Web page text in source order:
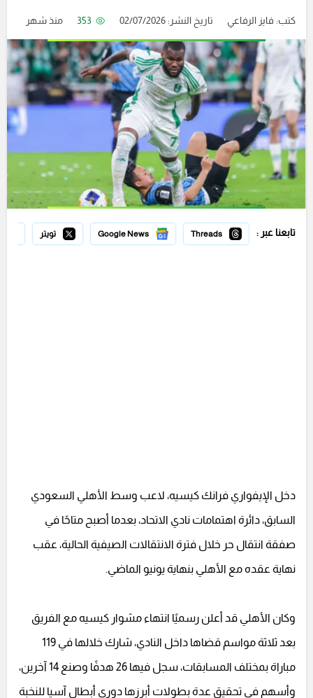
كتب: فايز الرفاعي تاريخ النشر: 02/07/2026 353 منذ شهر
تابعنا عبر : Threads
Google News تويتر
دخل الإيفواري فرانك كيسيه، لاعب وسط الأهلي السعودي
السابق، دائرة اهتمامات نادي الاتحاد، بعدما أصبح متاحًا في
صفقة انتقال حر خلال فترة الانتقالات الصيفية الحالية، عقب
نهاية عقده مع الأهلي بنهاية يونيو الماضي.
وكان الأهلي قد أعلن رسميًا انتهاء مشوار كيسيه مع الفريق
بعد ثلاثة مواسم قضاها داخل النادي، شارك خلالها في 119
مباراة بمختلف المسابقات، سجل فيها 26 هدفًا وصنع 14 آخرين،
وأسهم في تحقيق عدة بطولات أبرزها دوري أبطال آسيا للنخبة